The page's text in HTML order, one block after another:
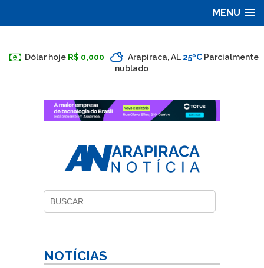
MENU
Dólar hoje R$ 0,000 Arapiraca, AL 25ºC Parcialmente
nublado
NOTÍCIAS